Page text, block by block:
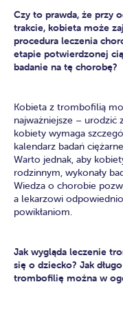
Czy to prawda, że przy
trakcie, kobieta może
procedura leczenia
etapie potwierdzonej
badanie na tę chorobę?
Kobieta z trombofilią
najważniejsze – urodzić
kobiety wymaga
kalendarz badań
Warto jednak, aby
rodzinnym, wykonały
Wiedza o chorobie
a lekarzowi
powikłaniom.
Jak wygląda leczenie
się o dziecko? Jak
trombofilię można w